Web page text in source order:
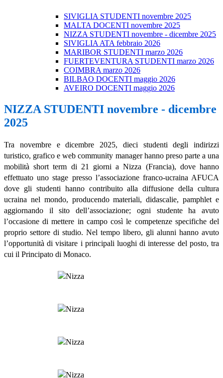
SIVIGLIA STUDENTI novembre 2025
MALTA DOCENTI novembre 2025
NIZZA STUDENTI novembre - dicembre 2025
SIVIGLIA ATA febbraio 2026
MARIBOR STUDENTI marzo 2026
FUERTEVENTURA STUDENTI marzo 2026
COIMBRA marzo 2026
BILBAO DOCENTI maggio 2026
AVEIRO DOCENTI maggio 2026
NIZZA STUDENTI novembre - dicembre
2025
Tra novembre e dicembre 2025, dieci studenti degli indirizzi
turistico, grafico e web community manager hanno preso parte a una
mobilità short term di 21 giorni a Nizza (Francia), dove hanno
effettuato uno stage presso l’associazione franco-ucraina AFUCA
dove gli studenti hanno contribuito alla diffusione della cultura
ucraina nel mondo, producendo materiali, didascalie, pamphlet e
aggiornando il sito dell’associazione; ogni studente ha avuto
l’occasione di mettere in campo così le competenze specifiche del
proprio settore di studio. Nel tempo libero, gli alunni hanno avuto
l’opportunità di visitare i principali luoghi di interesse del posto, tra
cui il Principato di Monaco.